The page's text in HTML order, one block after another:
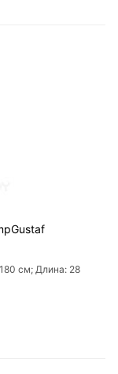
см; Длина: 28